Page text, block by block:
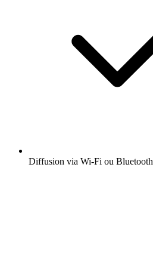
Diffusion via Wi-Fi ou Bluetooth